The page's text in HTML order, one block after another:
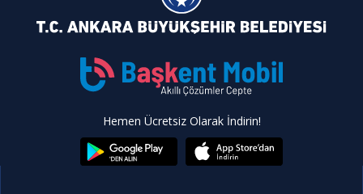
Hemen Ücretsiz Olarak İndirin!